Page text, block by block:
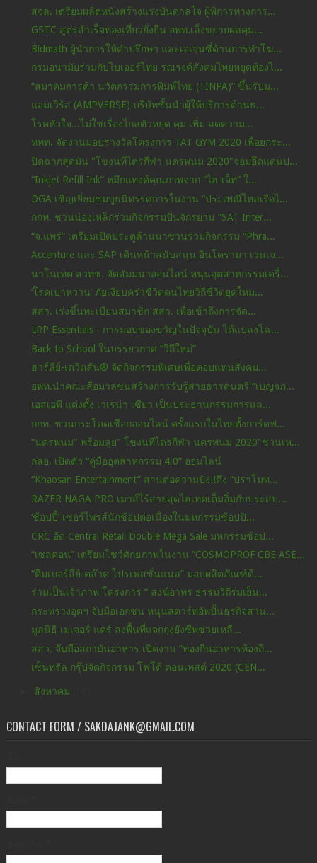
สจล. เตรียมผลิตหนังสร้างแรงบันดาลใจ ผู้พิการทางการ...
GSTC สูตรสำเร็จท่องเที่ยวยั่งยืน อพท.เล็งขยายผลคุม...
Bidmath ผู้นำการให้คำปรึกษา และเอเจนซี่ด้านการทำโฆ...
กรมอนามัยร่วมกับไบเออร์ไทย รณรงค์สังคมไทยหยุดท้องไ...
“สมาคมการค้า นวัตกรรมการพิมพ์ไทย (TINPA)” ขึ้นรับม...
แอมเวิร์ส (AMPVERSE) บริษัทชั้นนำผู้ให้บริการด้านธ...
โรคหัวใจ...ไม่ใช่เรื่องไกลตัวหยุด คุม เพิ่ม ลดความ...
ททท. จัดงานมอบรางวัลโครงการ TAT GYM 2020 เพื่อยกระ...
ปิดฉากสุดมัน "โขงนทีไตรกีฬา นครพนม 2020"จอมอึดแดนป...
“Inkjet Refill Ink” หมึกแทงค์คุณภาพจาก “ไฮ-เจ็ท” ใ...
DGA เชิญเยี่ยมชมบูธนิทรรศการในงาน “ประเพณีไหลเรือไ...
กกท. ชวนน่องเหล็กร่วมกิจกรรมปั่นจักรยาน “SAT Inter...
“จ.แพร่” เตรียมเปิดประตูล้านนาชวนร่วมกิจกรรม “Phra...
Accenture และ SAP เดินหน้าสนับสนุน อินโดรามา เวนเจ...
นาโนเทค สวทช. จัดสัมมนาออนไลน์ หนุนอุตสาหกรรมเครื่...
‘โรคเบาหวาน’ ภัยเงียบคร่าชีวิตคนไทยวิถีชีวิตยุคใหม...
สสว. เร่งขึ้นทะเบียนสมาชิก สสว. เพื่อเข้าถึงการจัด...
LRP Essentials - การมอบของขวัญในปัจจุบัน ได้แปลงโฉ...
Back to School ในบรรยากาศ “วิถีใหม่”
ฮาร์ลีย์-เดวิดสัน® จัดกิจกรรมพิเศษเพื่อตอบแทนสังคม...
อพท.นำคณะสื่อมวลชนสร้างการรับรู้สายธารดนตรี “เบญจภ...
เอสเอพี แต่งตั้ง เวเรน่า เซียว เป็นประธานกรรมการแล...
กกท. ชวนกระโดดเชือกออนไลน์ ครั้งแรกในไทยตั้งการ์ดฟ...
“นครพนม" พร้อมลุย" โขงนทีไตรกีฬา นครพนม 2020"ชวนเห...
กสอ. เปิดตัว “คู่มืออุตสาหกรรม 4.0” ออนไลน์
“Khaosan Entertainment” สานต่อความปัง!!ดึง “ปราโมท...
RAZER NAGA PRO เมาส์ไร้สายสุดไฮเทคเต็มอิ่มกับประสบ...
‘ช้อปปี้’ เซอร์ไพรส์นักช้อปต่อเนื่องในมหกรรมช้อปปิ...
CRC อัด Central Retail Double Mega Sale มหกรรมช้อป...
“เซลคอน” เตรียมโชว์ศักยภาพในงาน “COSMOPROF CBE ASE...
“คิมเบอร์ลี่ย์-คล๊าค โปรเฟสชั่นแนล” มอบผลิตภัณฑ์ด้...
ร่วมเป็นเจ้าภาพ โครงการ “ สงฆ์อาทร ธรรมวิถีร่มเย็น...
กระทรวงอุตฯ จับมือเอกชน หนุนสตาร์ทอัพปั้นธุรกิจสาน...
มูลนิธิ เมเจอร์ แคร์ ลงพื้นที่แจกถุงยังชีพช่วยเหลื...
สสว. จับมือสถาบันอาหาร เปิดงาน “ท่องกินอาหารท้องถิ...
เซ็นทรัล กรุ๊ปจัดกิจกรรม โฟโต้ คอนเทสต์ 2020 (CEN...
สิงหาคม
CONTACT FORM / SAKDAJANK@GMAIL.COM